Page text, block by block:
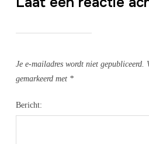
Je e-mailadres wordt niet gepubliceerd.
gemarkeerd met *
Bericht: